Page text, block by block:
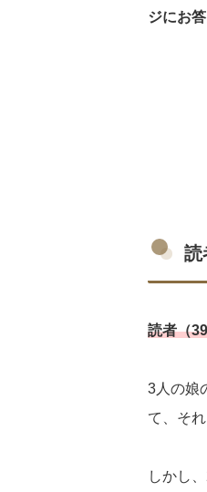
ジにお答
読
読者（
3人の娘
て、そ
しかし